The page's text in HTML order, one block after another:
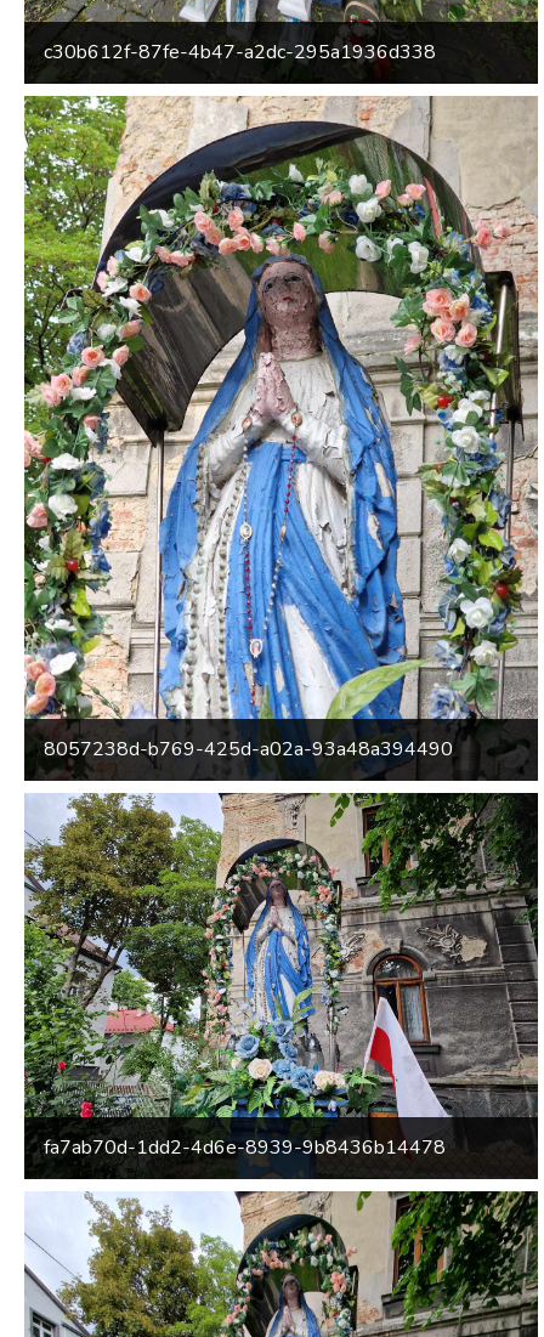
c30b612f-87fe-4b47-a2dc-295a1936d338
8057238d-b769-425d-a02a-93a48a394490
fa7ab70d-1dd2-4d6e-8939-9b8436b14478